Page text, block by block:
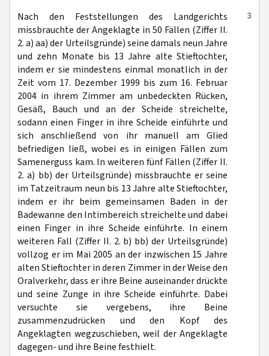
3
Nach den Feststellungen des Landgerichts
missbrauchte der Angeklagte in 50 Fällen (Ziffer II.
2. a) aa) der Urteilsgründe) seine damals neun Jahre
und zehn Monate bis 13 Jahre alte Stieftochter,
indem er sie mindestens einmal monatlich in der
Zeit vom 17. Dezember 1999 bis zum 16. Februar
2004 in ihrem Zimmer am unbedeckten Rücken,
Gesäß, Bauch und an der Scheide streichelte,
sodann einen Finger in ihre Scheide einführte und
sich anschließend von ihr manuell am Glied
befriedigen ließ, wobei es in einigen Fällen zum
Samenerguss kam. In weiteren fünf Fällen (Ziffer II.
2. a) bb) der Urteilsgründe) missbrauchte er seine
im Tatzeitraum neun bis 13 Jahre alte Stieftochter,
indem er ihr beim gemeinsamen Baden in der
Badewanne den Intimbereich streichelte und dabei
einen Finger in ihre Scheide einführte. In einem
weiteren Fall (Ziffer II. 2. b) bb) der Urteilsgründe)
vollzog er im Mai 2005 an der inzwischen 15 Jahre
alten Stieftochter in deren Zimmer in der Weise den
Oralverkehr, dass er ihre Beine auseinander drückte
und seine Zunge in ihre Scheide einführte. Dabei
versuchte sie vergebens, ihre Beine
zusammenzudrücken und den Kopf des
Angeklagten wegzuschieben, weil der Angeklagte
dagegen- und ihre Beine festhielt.